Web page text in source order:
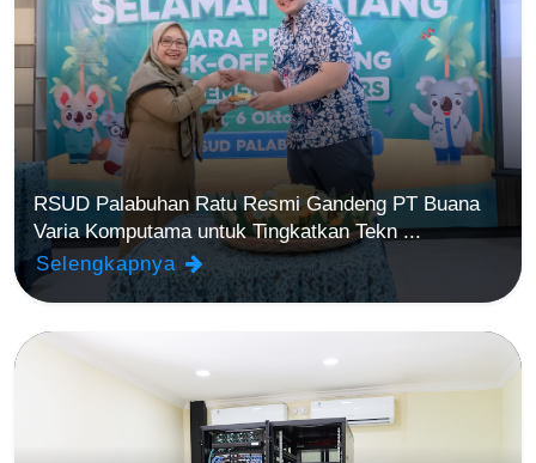
RSUD Palabuhan Ratu Resmi Gandeng PT Buana
Varia Komputama untuk Tingkatkan Tekn ...
Selengkapnya